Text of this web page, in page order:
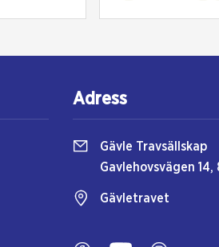
Adress
Gävle Travsällskap
Gavlehovsvägen 14,
Gävletravet